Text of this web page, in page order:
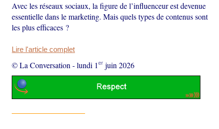
Avec les réseaux sociaux, la figure de l’influenceur est devenue
essentielle dans le marketing. Mais quels types de contenus sont
les plus efficaces ?
Lire l'article complet
© La Conversation -lundi 1er juin 2026